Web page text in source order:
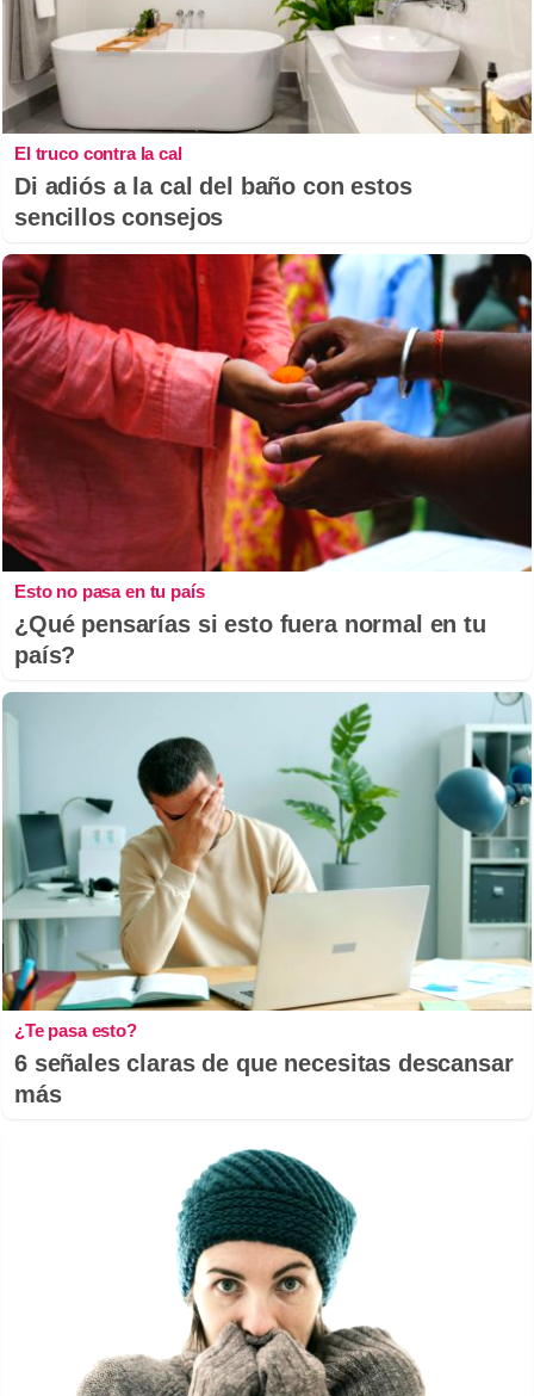
El truco contra la cal
Di adiós a la cal del baño con estos
sencillos consejos
Esto no pasa en tu país
¿Qué pensarías si esto fuera normal en tu
país?
¿Te pasa esto?
6 señales claras de que necesitas descansar
más